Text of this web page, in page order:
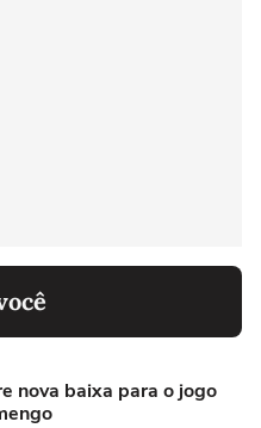
nova baixa para o jogo